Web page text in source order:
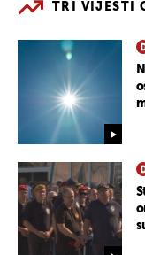
TRI VIJESTI